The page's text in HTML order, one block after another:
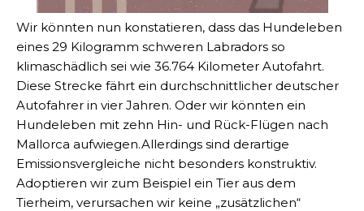
Wir könnten nun konstatieren, dass das Hundeleben
eines 29 Kilogramm schweren Labradors so
klimaschädlich sei wie 36.764 Kilometer Autofahrt.
Diese Strecke fährt ein durchschnittlicher deutscher
Autofahrer in vier Jahren. Oder wir könnten ein
Hundeleben mit zehn Hin- und Rück-Flügen nach
Mallorca aufwiegen.Allerdings sind derartige
Emissionsvergleiche nicht besonders konstruktiv.
Adoptieren wir zum Beispiel ein Tier aus dem
Tierheim, verursachen wir keine „zusätzlichen“